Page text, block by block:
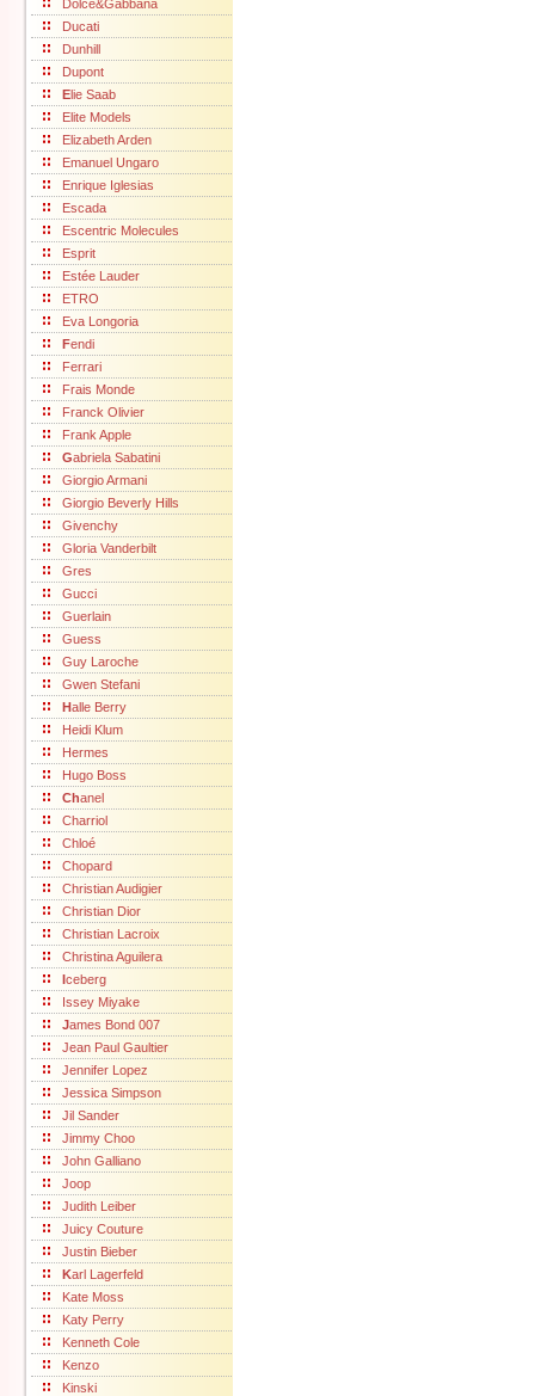
Dolce&Gabbana
Ducati
Dunhill
Dupont
Elie Saab
Elite Models
Elizabeth Arden
Emanuel Ungaro
Enrique Iglesias
Escada
Escentric Molecules
Esprit
Estée Lauder
ETRO
Eva Longoria
Fendi
Ferrari
Frais Monde
Franck Olivier
Frank Apple
Gabriela Sabatini
Giorgio Armani
Giorgio Beverly Hills
Givenchy
Gloria Vanderbilt
Gres
Gucci
Guerlain
Guess
Guy Laroche
Gwen Stefani
Halle Berry
Heidi Klum
Hermes
Hugo Boss
Chanel
Charriol
Chloé
Chopard
Christian Audigier
Christian Dior
Christian Lacroix
Christina Aguilera
Iceberg
Issey Miyake
James Bond 007
Jean Paul Gaultier
Jennifer Lopez
Jessica Simpson
Jil Sander
Jimmy Choo
John Galliano
Joop
Judith Leiber
Juicy Couture
Justin Bieber
Karl Lagerfeld
Kate Moss
Katy Perry
Kenneth Cole
Kenzo
Kinski